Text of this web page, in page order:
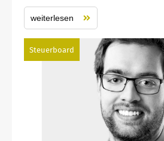
weiterlesen
Steuerboard